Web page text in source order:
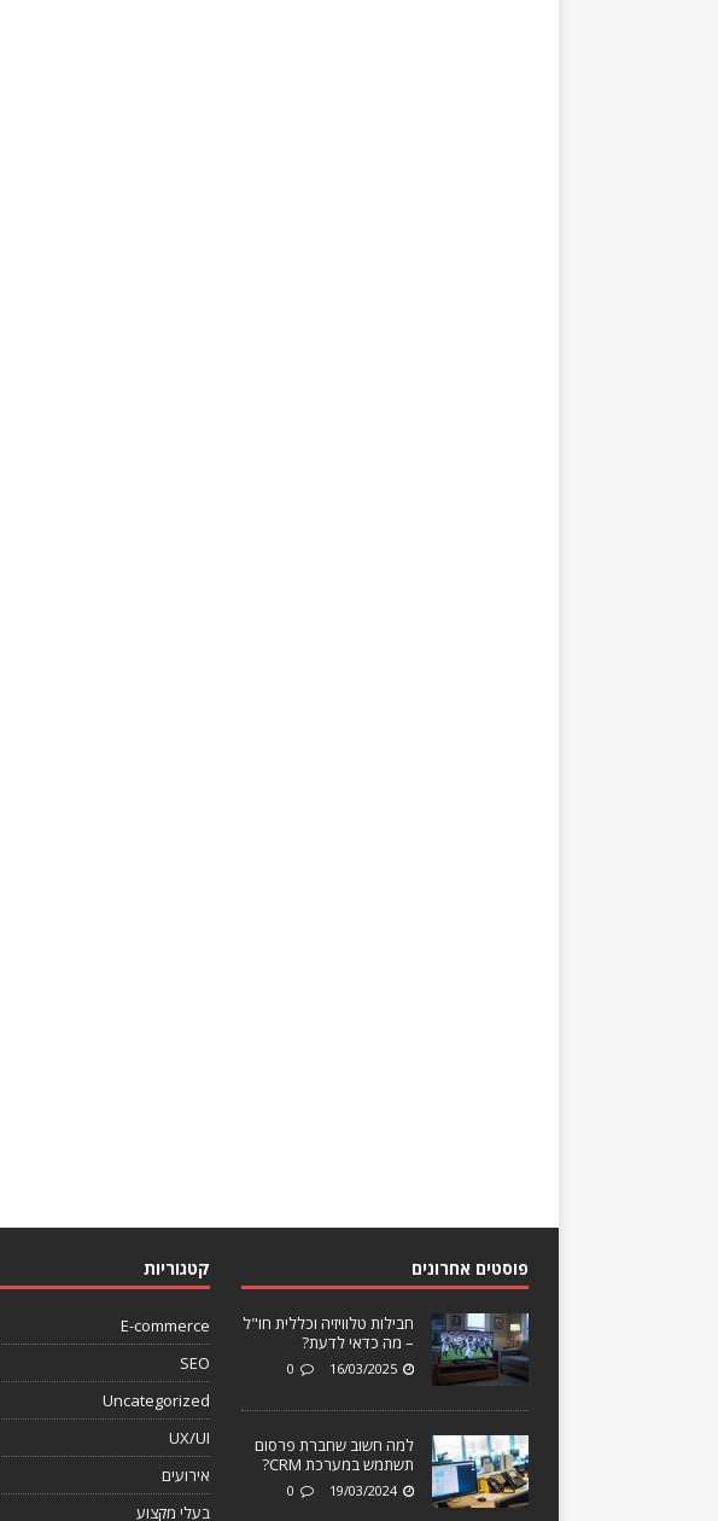
פוסטים אחרונים
חבילות טלוויזיה וכללית חו"ל
– מה כדאי לדעת?
16/03/2025
0
למה חשוב שחברת פרסום
תשתמש במערכת CRM?
19/03/2024
0
קטגוריות
E-commerce
SEO
Uncategorized
UX/UI
אירועים
בעלי מקצוע